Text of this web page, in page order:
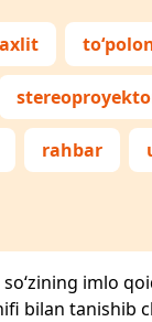
rahbar
so‘zining imlo
bilan tanishib